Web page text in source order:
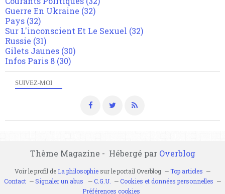
SUIVEZ-MOI
Guerre En Ukraine (32)
Pays (32)
Sur L'inconscient Et Le Sexuel (32)
Russie (31)
Gilets Jaunes (30)
Infos Paris 8 (30)
Thème Magazine - Hébergé par Overblog
Voir le profil de La philosophiesur le portail Overblog
Top articles
Contact
Signaler un abus C.G.U.
Cookies et données personnelles
Préférences cookies